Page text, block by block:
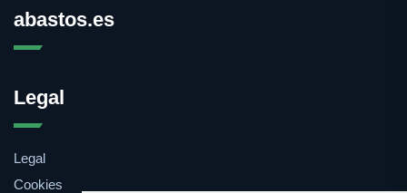
abastos.es
Legal
Legal
Cookies